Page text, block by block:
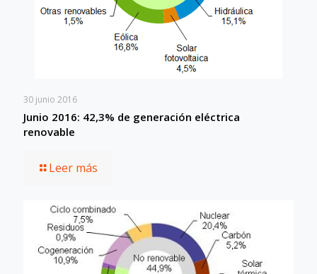
30 junio 2016
Junio 2016: 42,3% de generación eléctrica
renovable
Leer más